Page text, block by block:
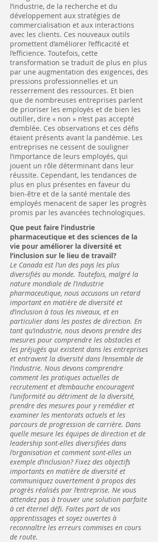
l’industrie, de la recherche et du
développement aux stratégies de
commercialisation et aux interactions
avec les clients. Ces nouveaux outils
promettent d’améliorer l’efficacité et
l’efficience. Toutefois, cette
transformation se traduit de plus en plus
par une augmentation des exigences, des
pressions professionnelles et un
resserrement des ressources. Et bien
que de nombreuses entreprises parlent
de prioriser les employés et de bien les
outiller, dire « non » n’est pas accepté
d’emblée. Ces observations et ces défis
étaient présents avant la pandémie. Les
entreprises ne cessent de souligner
l’importance de leurs employés, qui
jouent un rôle déterminant dans leur
réussite. Cependant, les tendances de
plus en plus présentes en faveur du
bien-être et de la santé mentale des
employés menacent de saper les progrès
promis par les avancées technologiques.
Que peut faire l’industrie
pharmaceutique et des sciences de la
vie pour améliorer la diversité et
l’inclusion sur le lieu de travail?
Le Canada est l’un des pays les plus
diversifiés au monde. Toutefois, malgré la
nature mondiale de l’industrie
pharmaceutique, nous accusons un retard
important en matière de diversité et
d’inclusion à tous les niveaux, et en
particulier dans les postes de direction. En
tant qu’industrie, nous devons prendre des
mesures pour comprendre les obstacles et
les préjugés qui existent dans les entreprises
et entravent la diversité dans l’ensemble de
l’industrie. Nous devons comprendre
comment les pratiques actuelles de
recrutement et d’embauche encouragent
l’uniformité au détriment de la diversité,
prendre des mesures pour y remédier et
examiner les mentorats actuels et les
parcours de progression de carrière. Dans
quelle mesure les équipes de direction et de
leadership sont-elles diversifiées dans
l’organisation et comment sont-elles un
exemple d’inclusion? Fixez des objectifs
importants en matière de diversité et
communiquez ouvertement à propos des
progrès réalisés par l’entreprise. Ne vous
attendez pas à trouver une solution parfaite
à cet éternel défi. Faites part de vos
apprentissages et soyez ouvertes à
reconnaître les erreurs commises en cours
de route.